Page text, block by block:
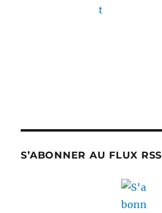
S’ABONNER AU FLUX RSS